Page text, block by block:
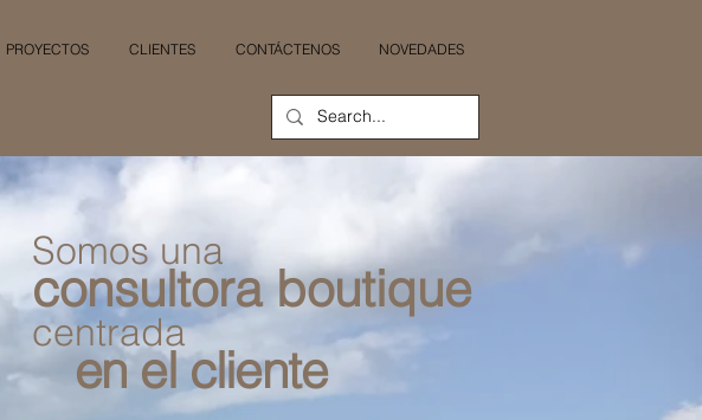
PROYECTOS CLIENTES CONTÁCTENOS NOVEDADES
Somos una
consultora boutique
centrada
en el cliente